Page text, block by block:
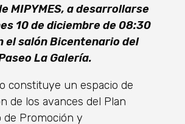
MIPYMES, a desarrollarse
10 de diciembre de 08:30
el salón Bicentenario del
La Galería.
constituye un espacio de
de los avances del Plan
de Promoción y